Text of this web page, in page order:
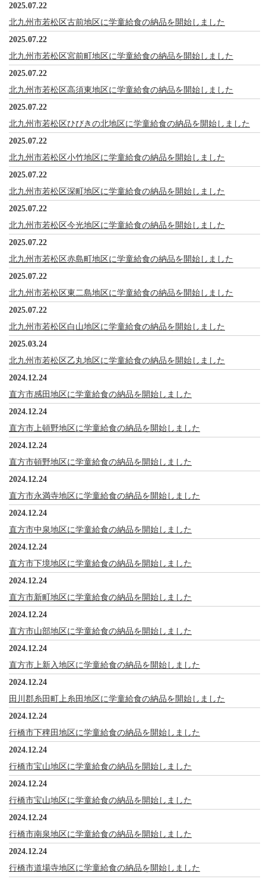
2025.07.22
北九州市若松区古前地区に学童給食の納品を開始しました
2025.07.22
北九州市若松区宮前町地区に学童給食の納品を開始しました
2025.07.22
北九州市若松区高須東地区に学童給食の納品を開始しました
2025.07.22
北九州市若松区ひびきの北地区に学童給食の納品を開始しました
2025.07.22
北九州市若松区小竹地区に学童給食の納品を開始しました
2025.07.22
北九州市若松区深町地区に学童給食の納品を開始しました
2025.07.22
北九州市若松区今光地区に学童給食の納品を開始しました
2025.07.22
北九州市若松区赤島町地区に学童給食の納品を開始しました
2025.07.22
北九州市若松区東二島地区に学童給食の納品を開始しました
2025.07.22
北九州市若松区白山地区に学童給食の納品を開始しました
2025.03.24
北九州市若松区乙丸地区に学童給食の納品を開始しました
2024.12.24
直方市感田地区に学童給食の納品を開始しました
2024.12.24
直方市上頓野地区に学童給食の納品を開始しました
2024.12.24
直方市頓野地区に学童給食の納品を開始しました
2024.12.24
直方市永満寺地区に学童給食の納品を開始しました
2024.12.24
直方市中泉地区に学童給食の納品を開始しました
2024.12.24
直方市下境地区に学童給食の納品を開始しました
2024.12.24
直方市新町地区に学童給食の納品を開始しました
2024.12.24
直方市山部地区に学童給食の納品を開始しました
2024.12.24
直方市上新入地区に学童給食の納品を開始しました
2024.12.24
田川郡糸田町上糸田地区に学童給食の納品を開始しました
2024.12.24
行橋市下稗田地区に学童給食の納品を開始しました
2024.12.24
行橋市宝山地区に学童給食の納品を開始しました
2024.12.24
行橋市宝山地区に学童給食の納品を開始しました
2024.12.24
行橋市南泉地区に学童給食の納品を開始しました
2024.12.24
行橋市道場寺地区に学童給食の納品を開始しました